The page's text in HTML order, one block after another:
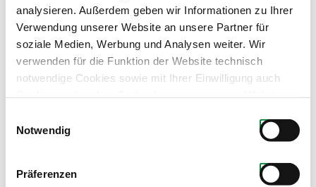
analysieren. Außerdem geben wir Informationen zu Ihrer
Verwendung unserer Website an unsere Partner für
soziale Medien, Werbung und Analysen weiter. Wir
verwenden für die Funktion der Website technisch
notwendige Cookies sowie mit Ihrer Einwilligung auch
zu personalisieren, Funktionen für soziale Medien
anbieten zu können, externe Inhalte einzubinden und
personalisierte Werbung auf anderen Plattformen zu
zeigen. Dazu teilen wir Informationen zu Ihrer
Notwendig
Präferenzen